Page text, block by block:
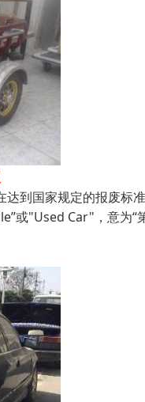
国家规定的报废标
或"Used Car"，意为“